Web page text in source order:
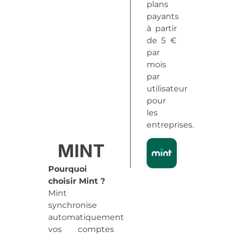
plans
payants
à partir
de 5 €
par
mois
par
utilisateur
pour
les
entreprises.
MINT
Pourquoi
choisir Mint ?
Mint
synchronise
automatiquement
vos comptes